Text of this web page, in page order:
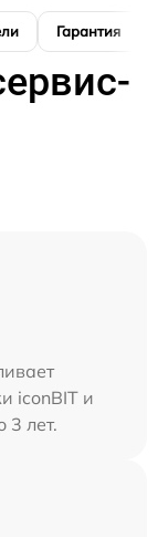
Гарантия
iconBIT и
3 лет.